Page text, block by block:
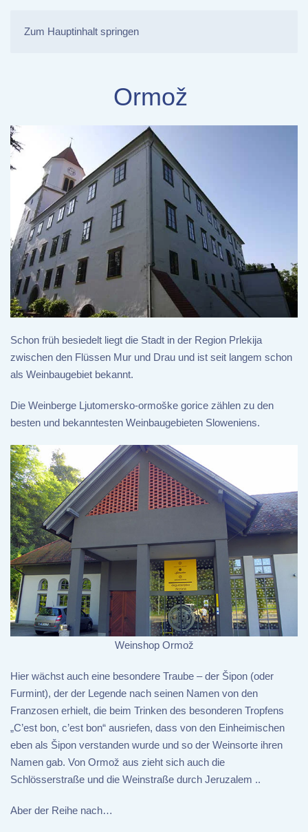
Zum Hauptinhalt springen
Ormož
Schon früh besiedelt liegt die Stadt in der Region Prlekija
zwischen den Flüssen Mur und Drau und ist seit langem schon
als Weinbaugebiet bekannt.
Die Weinberge Ljutomersko-ormoške gorice zählen zu den
besten und bekanntesten Weinbaugebieten Sloweniens.
Weinshop Ormož
Hier wächst auch eine besondere Traube – der Šipon (oder
Furmint), der der Legende nach seinen Namen von den
Franzosen erhielt, die beim Trinken des besonderen Tropfens
„C’est bon, c’est bon“ ausriefen, dass von den Einheimischen
eben als Šipon verstanden wurde und so der Weinsorte ihren
Namen gab. Von Ormož aus zieht sich auch die
Schlösserstraße und die Weinstraße durch Jeruzalem ..
Aber der Reihe nach…